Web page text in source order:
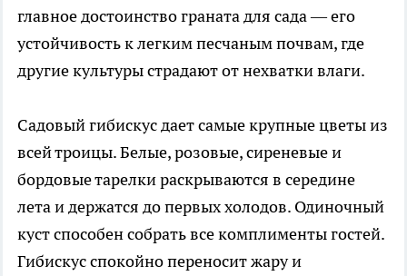
главное достоинство граната для сада — его
устойчивость к легким песчаным почвам, где
другие культуры страдают от нехватки влаги.
Садовый гибискус дает самые крупные цветы из
всей троицы. Белые, розовые, сиреневые и
бордовые тарелки раскрываются в середине
лета и держатся до первых холодов. Одиночный
куст способен собрать все комплименты гостей.
Гибискус спокойно переносит жару и